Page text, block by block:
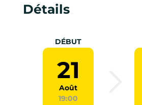
Détails
DÉBUT
21
Août
19:00